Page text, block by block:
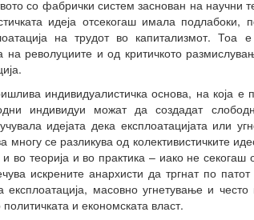
со фабрички систем заснован на научни
идеја отсекогаш имала подлабоки,
на трудот во капитализмот.
револуциите и од критичкото
индивидуалистичка основа, на која е
индивидуи можат да создадат
идејата дека експлоатацијата или
многу се разликува од колективистичките
во теорија и во практика – иако не
искрените анархисти да тргнат по
масовно угнетување и
и економската власт.